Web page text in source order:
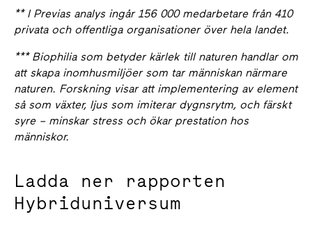
** I Previas analys ingår 156 000 medarbetare från 410
privata och offentliga organisationer över hela landet.
*** Biophilia som betyder kärlek till naturen handlar om
att skapa inomhusmiljöer som tar människan närmare
naturen. Forskning visar att implementering av element
så som växter, ljus som imiterar dygnsrytm, och färskt
syre – minskar stress och ökar prestation hos
människor.
Ladda ner rapporten
Hybriduniversum